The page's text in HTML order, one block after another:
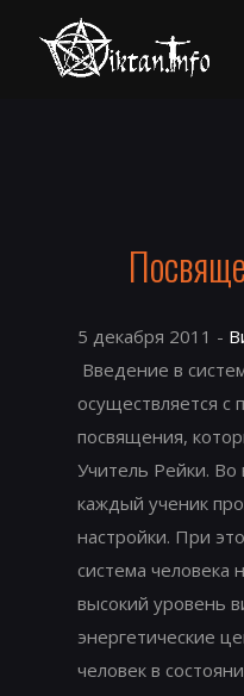
5 декабря 2011 -
Введение в
осуществляется
посвящения,
Учитель Рейки.
каждый ученик
настройки. При
система человека
высокий уровень
энергетические
человек в